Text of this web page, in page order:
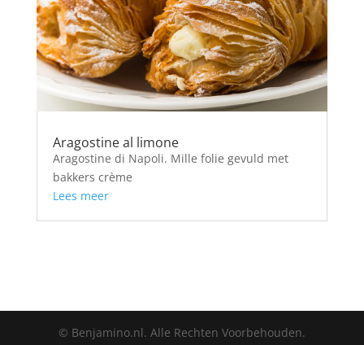
Aragostine al limone
Aragostine di Napoli. Mille folie gevuld met
bakkers crème
Lees meer
© Benjamino.nl. Alle Rechten Voorbehouden.